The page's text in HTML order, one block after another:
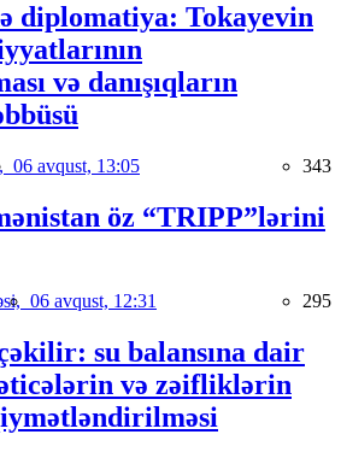
diplomatiya: Tokayevin
və danışıqların
06 avqust, 13:05 343
öz “TRIPP”lərini
06 avqust, 12:31 295
su balansına dair
və zəifliklərin